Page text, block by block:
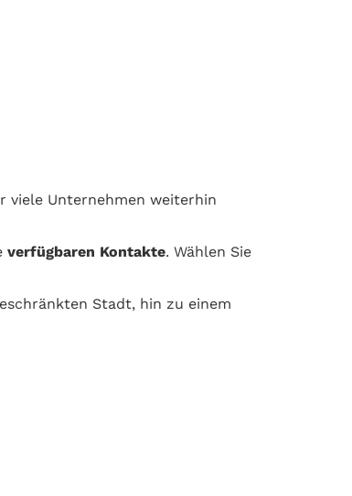
viele Unternehmen weiterhin
verfügbaren Kontakte. Wählen Sie
Stadt, hin zu einem